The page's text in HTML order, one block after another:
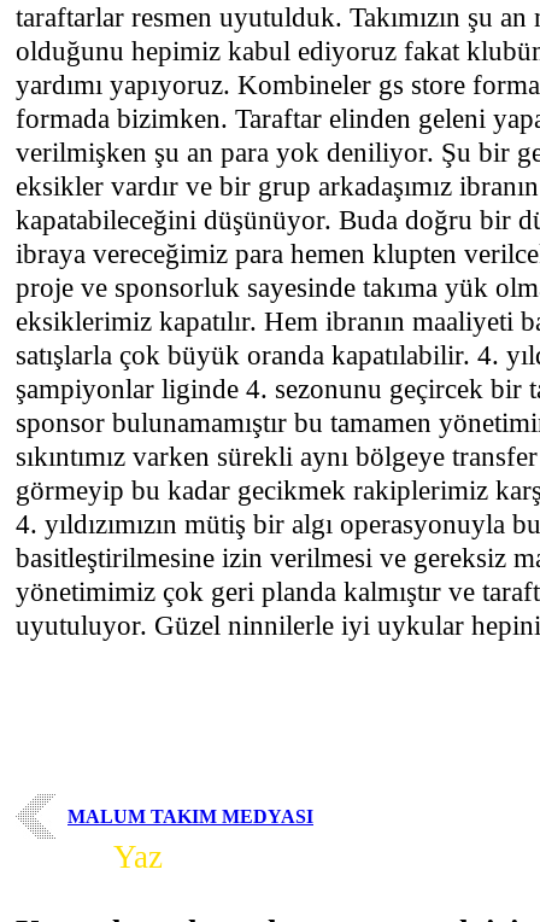
taraftarlar resmen uyutulduk. Takımızın şu
olduğunu hepimiz kabul ediyoruz fakat
yardımı yapıyoruz. Kombineler gs store
formada bizimken. Taraftar elinden geleni
verilmişken şu an para yok deniliyor. Şu bir
eksikler vardır ve bir grup arkadaşımız
kapatabileceğini düşünüyor. Buda doğru bir
ibraya vereceğimiz para hemen klupten
proje ve sponsorluk sayesinde takıma yük
eksiklerimiz kapatılır. Hem ibranın maaliyeti
satışlarla çok büyük oranda kapatılabilir. 4.
şampiyonlar liginde 4. sezonunu geçircek bir
sponsor bulunamamıştır bu tamamen
sıkıntımız varken sürekli aynı bölgeye
görmeyip bu kadar gecikmek rakiplerimiz
4. yıldızımızın mütiş bir algı operasyonuyla
basitleştirilmesine izin verilmesi ve gereksiz
yönetimimiz çok geri planda kalmıştır ve
uyutuluyor. Güzel ninnilerle iyi uykular
MALUM TAKIM MEDYASI
Yaz